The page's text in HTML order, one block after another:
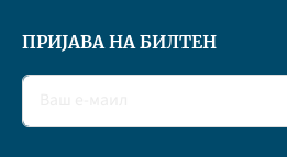
ПРИЈАВА НА БИЛТЕН